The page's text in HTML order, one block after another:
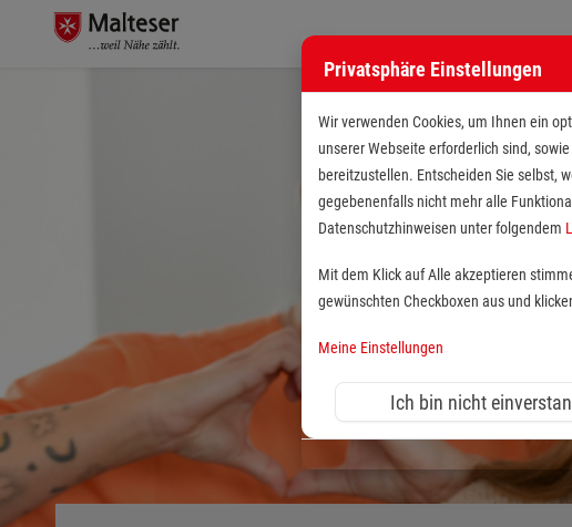
Privatsphäre Einstellungen
Wir verwenden Cookies, um Ihnen ein
unserer Webseite erforderlich sind,
bereitzustellen. Entscheiden Sie selbst,
gegebenenfalls nicht mehr alle
Datenschutzhinweisen unter folgendem
Mit dem Klick auf Alle akzeptieren
gewünschten Checkboxen aus und
Meine Einstellungen
Ich bin nicht